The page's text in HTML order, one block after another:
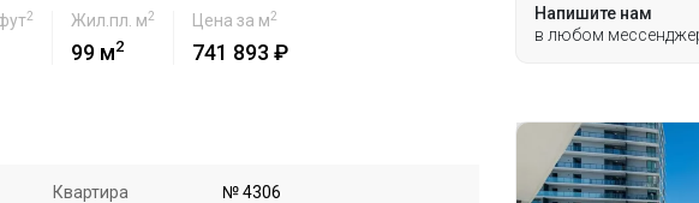
2 Жил.пл. м2
99 м2
Цена за м2
741 893 ₽
Квартира № 4306
Напишите нам
в любом